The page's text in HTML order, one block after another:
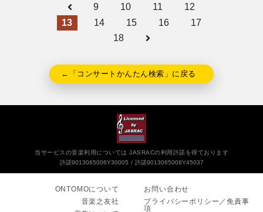
9 10 11
12
13
14 15 16
17
18
←「コンサートかんたん検索」に戻る
当サービスの音楽利用については JASRACの利用許諾を得ております
許諾9013065006Y30005
許諾9013065008Y45037
ONTOMOについて
音楽之友社
お問い合わせ
プライバシーポリシー／免責事
項